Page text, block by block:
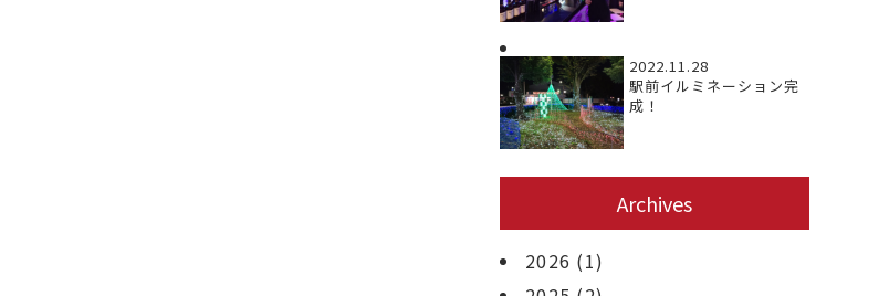
2022.11.28
駅前イルミネーション完
成！
Archives
2026 (1)